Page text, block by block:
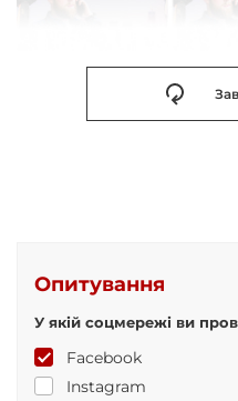
Опитування
У якій соцмережі ви
Facebook
Instagram